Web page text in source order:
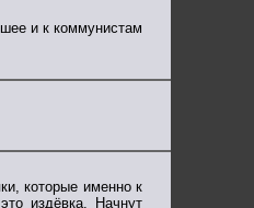
и к коммунистам
которые именно к
издёвка. Начнут